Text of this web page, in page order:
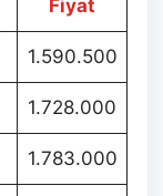
Fiyat
1.590.500
1.728.000
1.783.000